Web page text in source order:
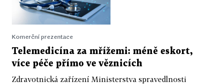
Komerční prezentace
Telemedicína za mřížemi: méně eskort,
více péče přímo ve věznicích
Zdravotnická zařízení Ministerstva spravedlnosti